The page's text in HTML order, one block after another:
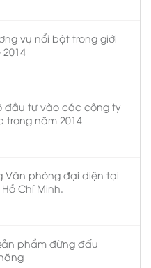
vụ nổi bật trong giới
đầu tư vào các công ty
trong năm 2014
Văn phòng đại diện tại
Chí Minh.
phẩm đừng đấu